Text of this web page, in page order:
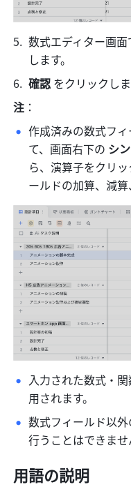
数式エディター画
します。
確認 をクリックしま
注 ：
作成済みの数式フ
て、画面右下の シ
ら、演算子をクリ
ールドの加算、減算
入力された数式・
用されます。
数式フィールド以
行うことはできませ
用語の説明